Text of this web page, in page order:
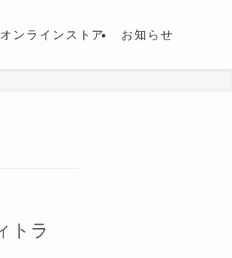
オンラインストア お知らせ